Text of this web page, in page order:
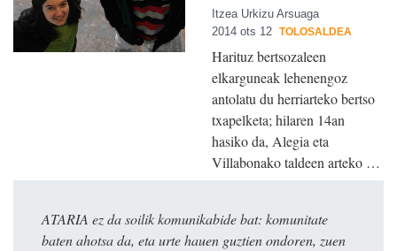
Itzea Urkizu Arsuaga
2014 ots 12 TOLOSALDEA
Harituz bertsozaleen
elkarguneak lehenengoz
antolatu du herriarteko bertso
txapelketa; hilaren 14an
hasiko da, Alegia eta
Villabonako taldeen arteko …
ATARIA ez da soilik komunikabide bat: komunitate
baten ahotsa da, eta urte hauen guztien ondoren, zuen